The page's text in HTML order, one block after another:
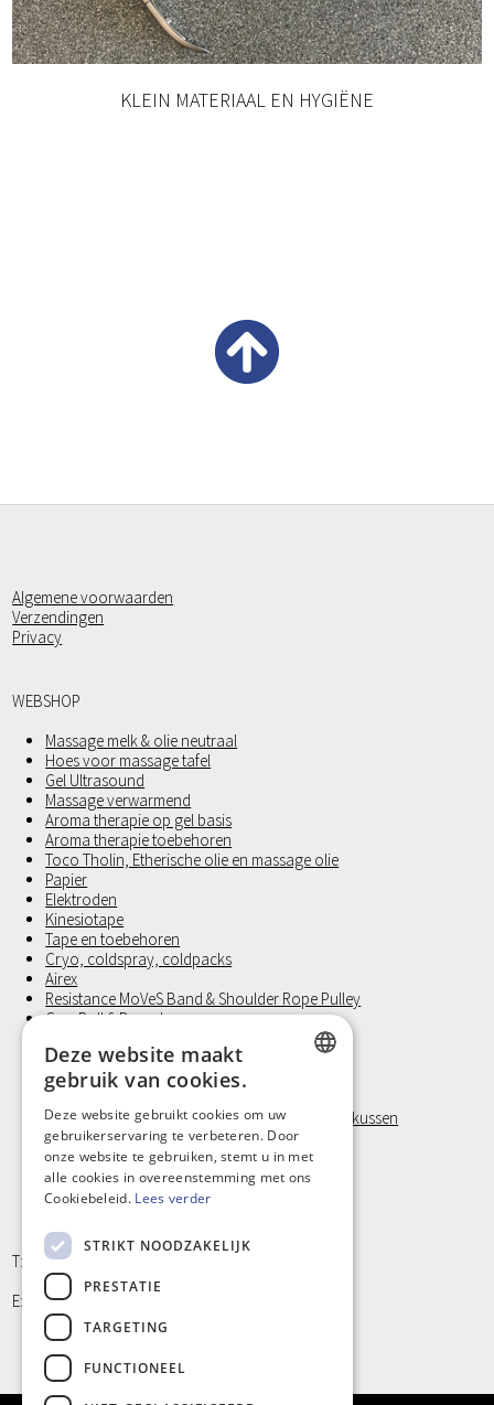
KLEIN MATERIAAL EN HYGIËNE
Algemene voorwaarden
Verzendingen
Privacy
WEBSHOP
Massage melk & olie neutraal
Hoes voor massage tafel
Gel Ultrasound
Massage verwarmend
Aroma therapie op gel basis
Aroma therapie toebehoren
Toco Tholin, Etherische olie en massage olie
Papier
Elektroden
Kinesiotape
Tape en toebehoren
Cryo, coldspray, coldpacks
Airex
Resistance MoVeS Band & Shoulder Rope Pulley
Gym Ball § Dynadome
Medicine Ball
Revalidatie
FixatieBand met velcro
Visco Positioneringstukken, Orthopedisch nekkussen
Laufwunder
Handschoen, Latex vrij
Klein materiaal en Hygiëne
T: +32 9/373 77 65
E: info@kinergy.be
FRENCH
Deze website maakt
gebruik van cookies.
Deze website gebruikt cookies om uw
gebruikerservaring te verbeteren. Door
onze website te gebruiken, stemt u in met
alle cookies in overeenstemming met ons
Cookiebeleid. Lees verder
STRIKT NOODZAKELIJK
PRESTATIE
TARGETING
FUNCTIONEEL